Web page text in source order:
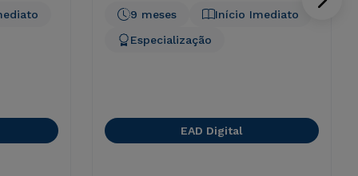
Início Imediato
9 meses
Especialização
EAD Digital